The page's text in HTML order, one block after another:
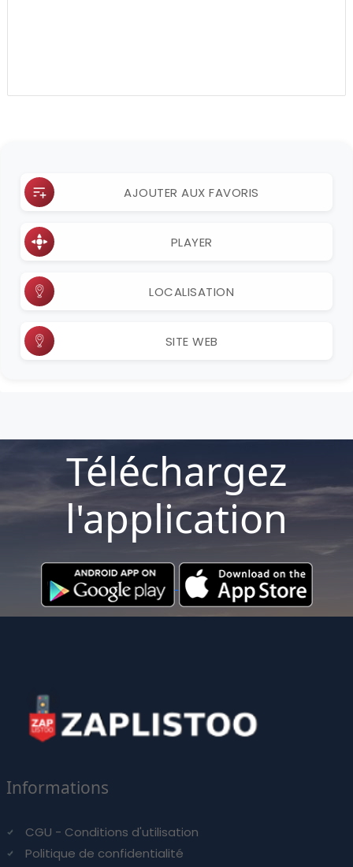
AJOUTER AUX FAVORIS
PLAYER
LOCALISATION
SITE WEB
Téléchargez
l'application
Informations
CGU - Conditions d'utilisation
Politique de confidentialité